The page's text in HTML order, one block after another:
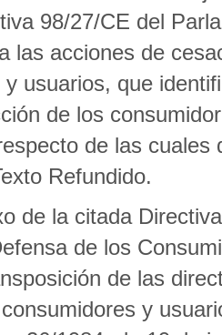
98/27/CE del
las acciones de
usuarios, que
de los
de las
Refundido.
de la citada
de los
de las
y